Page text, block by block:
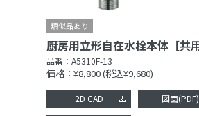
品番：A5310F-13
価格：¥8,800(税込¥9,680)
2D CAD 図面(PDF)